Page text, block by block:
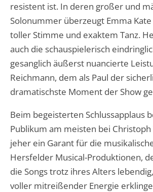
resistent ist. In deren großer und
Solonummer überzeugt Emma
toller Stimme und exaktem Tanz.
auch die schauspielerisch
gesanglich äußerst nuancierte
Reichmann, dem als Paul der
dramatischste Moment der Show
Beim begeisterten Schlussapplaus
Publikum am meisten bei
jeher ein Garant für die
Hersfelder Musical-Produktionen,
die Songs trotz ihres Alters
voller mitreißender Energie